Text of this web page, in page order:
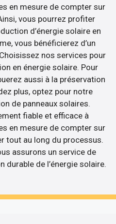
en mesure de compter sur
vous pourrez profiter
d’énergie solaire en
vous bénéficierez d’un
nos services pour
en énergie solaire. Pour
aussi à la préservation
plus, optez pour notre
de panneaux solaires.
fiable et efficace à
en mesure de compter sur
tout au long du processus.
assurons un service de
durable de l’énergie solaire.